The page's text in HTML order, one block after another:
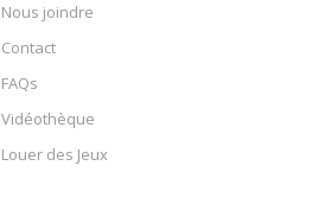
Nous joindre
Contact
FAQs
Vidéothèque
Louer des Jeux